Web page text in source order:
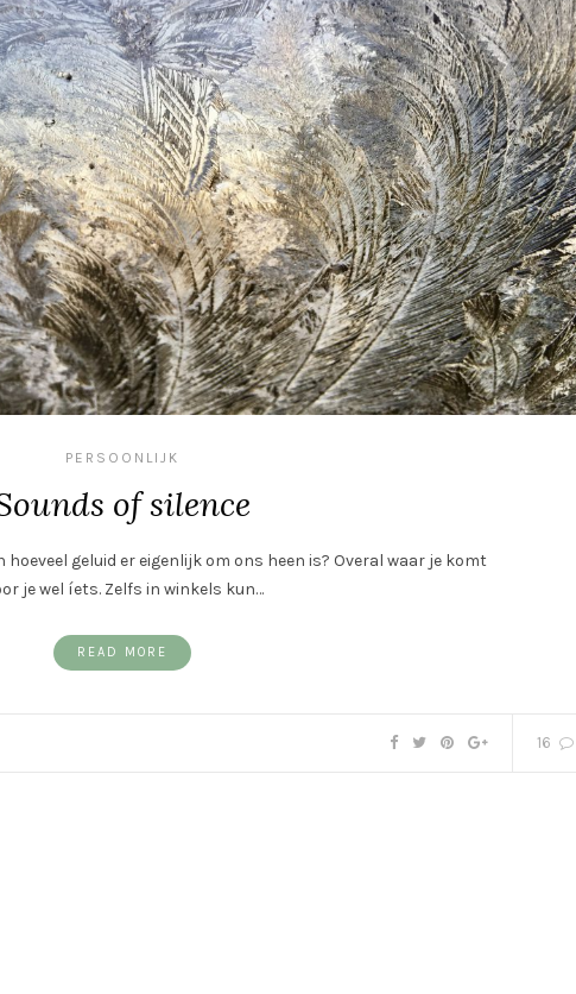
PERSOONLIJK
of silence
geluid er eigenlijk om ons heen is? Overal waar je komt
je wel íets. Zelfs in winkels kun…
READ MORE
16